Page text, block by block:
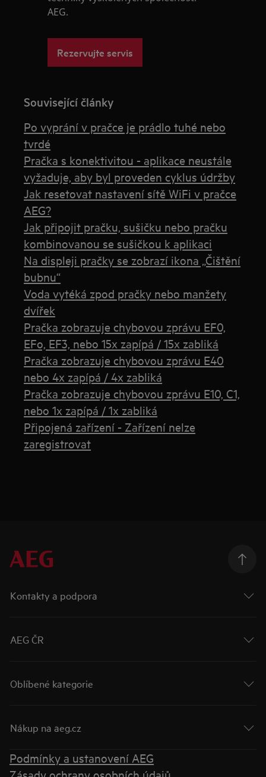
AEG.
Rezervujte servis
Související články
Po vyprání v pračce je prádlo tuhé nebo
tvrdé
Pračka s konektivitou - aplikace neustále
vyžaduje, aby byl proveden cyklus údržby
Jak resetovat nastavení sítě WiFi v pračce
AEG?
Jak připojit pračku, sušičku nebo pračku
kombinovanou se sušičkou k aplikaci
Na displeji pračky se zobrazí ikona „Čištění
bubnu“
Voda vytéká zpod pračky nebo manžety
dvířek
Pračka zobrazuje chybovou zprávu EF0,
EFo, EF3, nebo 15x zapípá / 15x zabliká
Pračka zobrazuje chybovou zprávu E40
nebo 4x zapípá / 4x zabliká
Pračka zobrazuje chybovou zprávu E10, C1,
nebo 1x zapípá / 1x zabliká
Připojená zařízení - Zařízení nelze
zaregistrovat
Kontakty a podpora
AEG ČR
Oblíbené kategorie
Nákup na aeg.cz
Podmínky a ustanovení AEG